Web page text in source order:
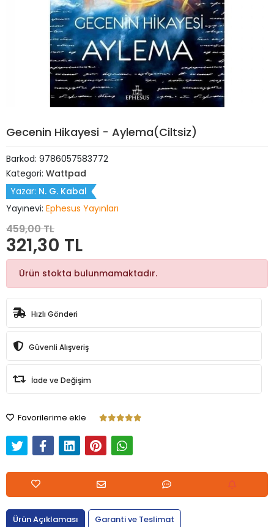
Gecenin Hikayesi - Aylema(Ciltsiz)
Barkod: 9786057583772
Kategori: Wattpad
Yazar: N. G. Kabal
Yayınevi: Ephesus Yayınları
459,00 TL
321,30 TL
Ürün stokta bulunmamaktadır.
Hızlı Gönderi
Güvenli Alışveriş
İade ve Değişim
Favorilerime ekle
Ürün Açıklaması
Garanti ve Teslimat